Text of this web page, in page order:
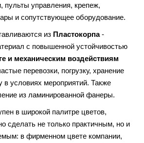
пульты управления, крепеж,
и сопутствующее оборудование.
из Пластокорпа-
с повышенной устойчивостью
и механическим воздействиям
перевозки, погрузку, хранение
в условиях мероприятий. Также
из ламинированной фанеры.
в широкой палитре цветов,
сделать не только практичным, но и
в фирменном цвете компании,